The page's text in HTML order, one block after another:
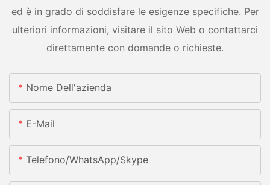
ed è in grado di soddisfare le esigenze specifiche. Per
ulteriori informazioni, visitare il sito Web o contattarci
direttamente con domande o richieste.
Nome Dell'azienda
E-Mail
Telefono/whatsApp/skype